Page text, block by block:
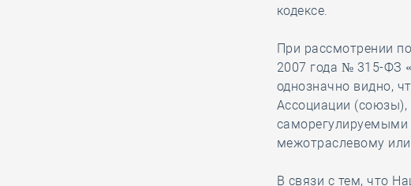
кодексе.
При рассмотрении
2007 года № 315-ФЗ
однозначно видно,
Ассоциации (союзы),
саморегулируемыми
межотраслевому
В связи с тем, что